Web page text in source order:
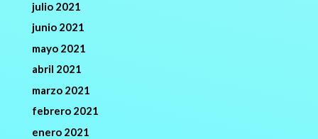
julio 2021
junio 2021
mayo 2021
abril 2021
marzo 2021
febrero 2021
enero 2021